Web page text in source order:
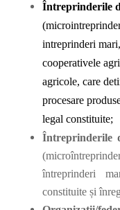
Întreprinderile
intreprinderi
cooperativele
agricole, care
procesare
legal constituite;
Întreprinderile
întreprinderi
constituiteși